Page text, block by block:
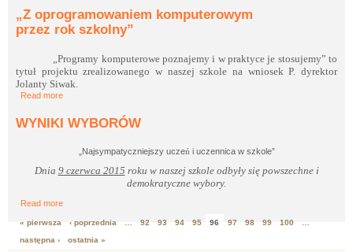
„Z oprogramowaniem komputerowym
przez rok szkolny”
„Programy komputerowe poznajemy i w praktyce je stosujemy” to
tytuł projektu zrealizowanego w naszej szkole na wniosek P. dyrektor
Jolanty Siwak.
Read moreabout „Z oprogramowaniem komputerowym przez rok szkolny”
WYNIKI WYBORÓW
„Najsympatyczniejszy uczeń i uczennica w szkole”
Dnia 9 czerwca 2015 roku w naszej szkole odbyły się powszechne i
demokratyczne wybory.
Read moreabout WYNIKI WYBORÓW
Strony
« pierwsza ‹ poprzednia 92 93 94 95 96 97 98 99 100
następna › ostatnia »